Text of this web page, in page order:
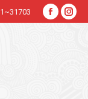
Facebook
實習與出路